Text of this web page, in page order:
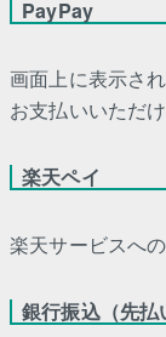
PayPay
画面上に表示さ
お支払いいただけ
楽天ペイ
楽天サービスへ
銀行振込（先払